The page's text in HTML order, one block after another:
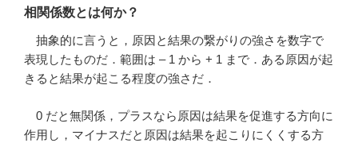
相関係数とは何か？
抽象的に言うと，原因と結果の繋がりの強さを数字で
表現したものだ．範囲は – 1 から + 1 まで．ある原因が起
きると結果が起こる程度の強さだ．
0 だと無関係，プラスなら原因は結果を促進する方向に
作用し，マイナスだと原因は結果を起こりにくくする方